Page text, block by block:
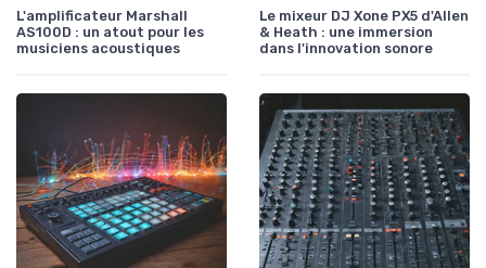
L'amplificateur Marshall
AS100D : un atout pour les
musiciens acoustiques
Le mixeur DJ Xone PX5 d'Allen
& Heath : une immersion
dans l'innovation sonore